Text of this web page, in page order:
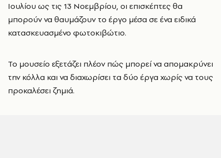
Ιουλίου ως τις 13 Νοεμβρίου, οι επισκέπτες θα
μπορούν να θαυμάζουν το έργο μέσα σε ένα ειδικά
κατασκευασμένο φωτοκιβώτιο.
Το μουσείο εξετάζει πλέον πώς μπορεί να απομακρύνει
την κόλλα και να διαχωρίσει τα δύο έργα χωρίς να τους
προκαλέσει ζημιά.